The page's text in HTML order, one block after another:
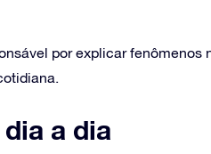
por explicar fenômenos
a dia